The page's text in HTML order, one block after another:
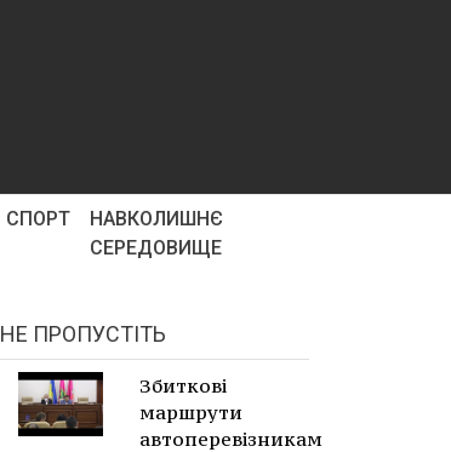
СПОРТ
НАВКОЛИШНЄ
СЕРЕДОВИЩЕ
НЕ ПРОПУСТІТЬ
Збиткові
маршрути
автоперевізникам